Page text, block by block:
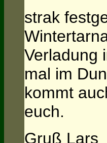
strak
Verladung
mal im
kommt
euch.
Gruß Lars